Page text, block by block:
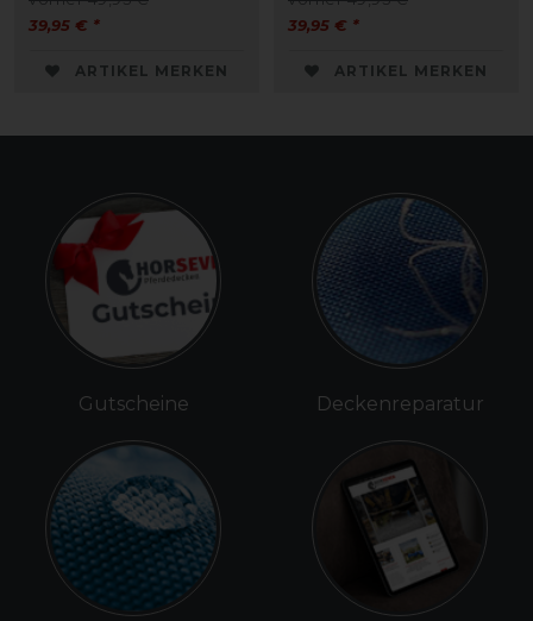
39,95 € *
ARTIKEL MERKEN
39,95 € *
ARTIKEL MERKEN
Gutscheine Deckenreparatur